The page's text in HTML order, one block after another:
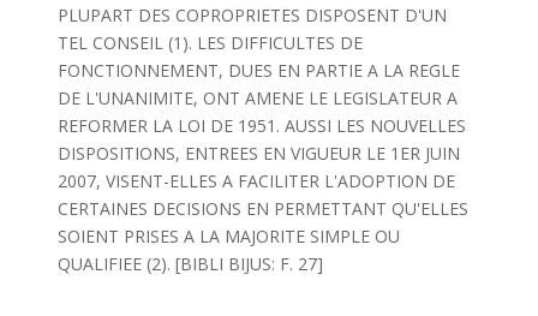
PLUPART DES COPROPRIETES DISPOSENT D'UN
TEL CONSEIL (1). LES DIFFICULTES DE
FONCTIONNEMENT, DUES EN PARTIE A LA REGLE
DE L'UNANIMITE, ONT AMENE LE LEGISLATEUR A
REFORMER LA LOI DE 1951. AUSSI LES NOUVELLES
DISPOSITIONS, ENTREES EN VIGUEUR LE 1ER JUIN
2007, VISENT-ELLES A FACILITER L'ADOPTION DE
CERTAINES DECISIONS EN PERMETTANT QU'ELLES
SOIENT PRISES A LA MAJORITE SIMPLE OU
QUALIFIEE (2). [BIBLI BIJUS: F. 27]